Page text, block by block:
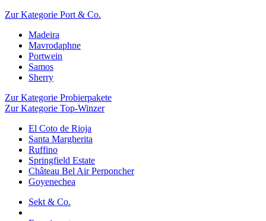
Zur Kategorie Port & Co.
Madeira
Mavrodaphne
Portwein
Samos
Sherry
Zur Kategorie Probierpakete
Zur Kategorie Top-Winzer
El Coto de Rioja
Santa Margherita
Ruffino
Springfield Estate
Château Bel Air Perponcher
Goyenechea
Sekt & Co.